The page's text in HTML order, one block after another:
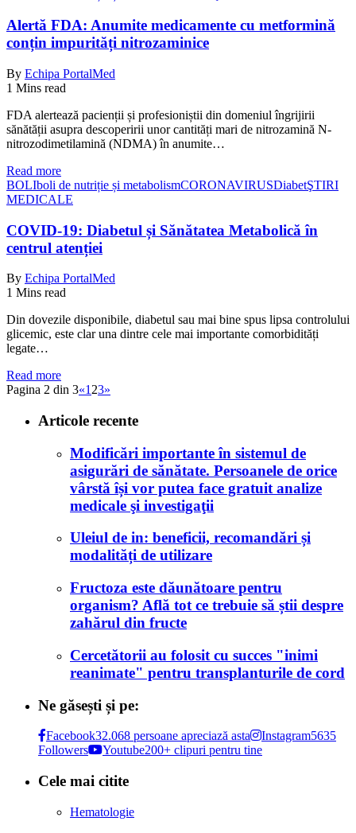
Alertă FDA: Anumite medicamente cu metformină
conțin impurități nitrozaminice
By Echipa PortalMed
1 Mins read
FDA alertează pacienții și profesioniștii din domeniul îngrijirii
sănătății asupra descoperirii unor cantități mari de nitrozamină N-
nitrozodimetilamină (NDMA) în anumite…
Read more
BOLIboli de nutriție și metabolismCORONAVIRUSDiabetŞTIRI
MEDICALE
COVID-19: Diabetul și Sănătatea Metabolică în
centrul atenției
By Echipa PortalMed
1 Mins read
Din dovezile disponibile, diabetul sau mai bine spus lipsa controlului
glicemic, este clar una dintre cele mai importante comorbidități
legate…
Read more
Pagina 2 din 3«1 23»
Articole recente
Modificări importante în sistemul de
asigurări de sănătate. Persoanele de orice
vârstă își vor putea face gratuit analize
medicale şi investigaţii
Uleiul de in: beneficii, recomandări și
modalități de utilizare
Fructoza este dăunătoare pentru
organism? Află tot ce trebuie să știi despre
zahărul din fructe
Cercetătorii au folosit cu succes "inimi
reanimate" pentru transplanturile de cord
Ne găsești și pe:
Facebook32.068 persoane apreciază asta Instagram5635
Followers
Youtube200+ clipuri pentru tine
Cele mai citite
Hematologie